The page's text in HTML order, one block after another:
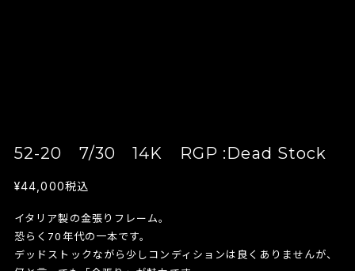
52-20 7/30 14K RGP :Dead Stock
¥44,000税込
イタリア製の金張りフレーム。
恐らく70年代の一本です。
デッドストックながら少しコンディションは良くありませんが、